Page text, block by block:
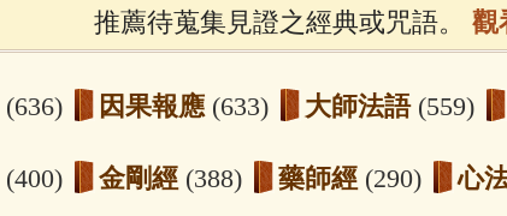
推薦待蒐集見證之經典或咒語。 觀
(636) 因果報應 (633) 大師法語 (559)
(400) 金剛經 (388) 藥師經 (290) 心